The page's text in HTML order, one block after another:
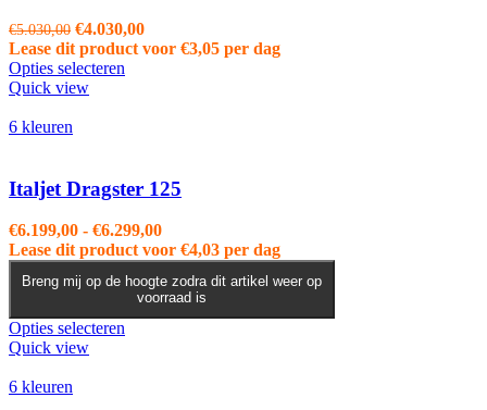
€5.030,00 Oorspronkelijke
prijs
was:
€5.030,00.
€4.030,00Huidige
prijs
Lease dit product voor €3,05 per dag
Opties selecteren
Quick view
6 kleuren
Italjet Dragster 125
€6.199,00 - €6.299,00Prijsklasse:
€6.199,00
tot
€6.299,00
Lease dit product voor €4,03 per dag
Breng mij op de hoogte zodra dit artikel weer op
voorraad is
Opties selecteren
Quick view
6 kleuren